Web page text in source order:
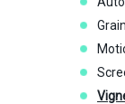
Grain